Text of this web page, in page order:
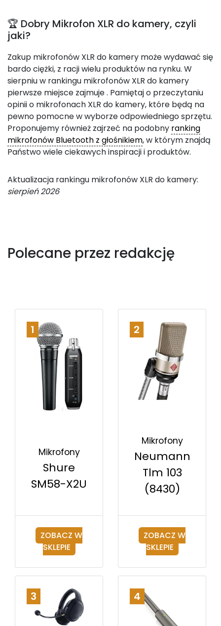
🏆 Dobry Mikrofon XLR do kamery, czyli
jaki?
Zakup mikrofonów XLR do kamery może wydawać się
bardo ciężki, z racji wielu produktów na rynku. W
sierpniu w rankingu mikrofonów XLR do kamery
pierwsze miejsce zajmuje. Pamiętaj o przeczytaniu
opinii o mikrofonach XLR do kamery, które będą na
pewno pomocne w wyborze odpowiedniego sprzętu.
Proponujemy również zajrzeć na podobny ranking
mikrofonów Bluetooth z głośnikiem, w którym znajdą
Państwo wiele ciekawych inspiracji i produktów.
Aktualizacja rankingu mikrofonów XLR do kamery:
sierpień 2026
Polecane przez redakcję
1
Mikrofony
Shure
SM58-X2U
ZOBACZ W
SKLEPIE
2
Mikrofony
Neumann
Tlm 103
(8430)
ZOBACZ W
SKLEPIE
3 4